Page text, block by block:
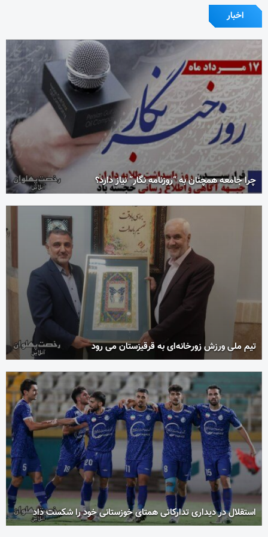
اخبار
چرا جامعه همچنان به “روزنامه نگار” نیاز دارد؟
تیم ملی ورزش زورخانه‌ای به قرقیزستان می رود
استقلال در دیداری تدارکاتی همتای خوزستانی خود را شکست داد